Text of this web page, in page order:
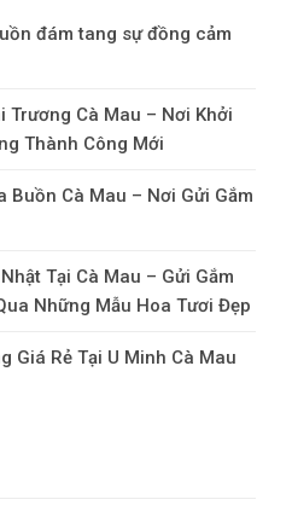
đám tang sự đồng cảm
Trương Cà Mau – Nơi Khởi
Thành Công Mới
Buồn Cà Mau – Nơi Gửi Gắm
Tại Cà Mau – Gửi Gắm
Những Mẫu Hoa Tươi Đẹp
Giá Rẻ Tại U Minh Cà Mau